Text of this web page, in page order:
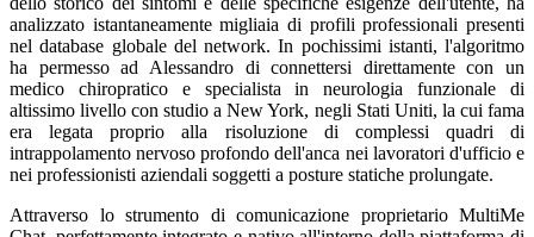
analizzato istantaneamente migliaia di profili professionali presenti
nel database globale del network. In pochissimi istanti, l'algoritmo
ha permesso ad Alessandro di connettersi direttamente con un
medico chiropratico e specialista in neurologia funzionale di
altissimo livello con studio a New York, negli Stati Uniti, la cui fama
era legata proprio alla risoluzione di complessi quadri di
intrappolamento nervoso profondo dell'anca nei lavoratori d'ufficio e
nei professionisti aziendali soggetti a posture statiche prolungate.
Attraverso lo strumento di comunicazione proprietario MultiMe